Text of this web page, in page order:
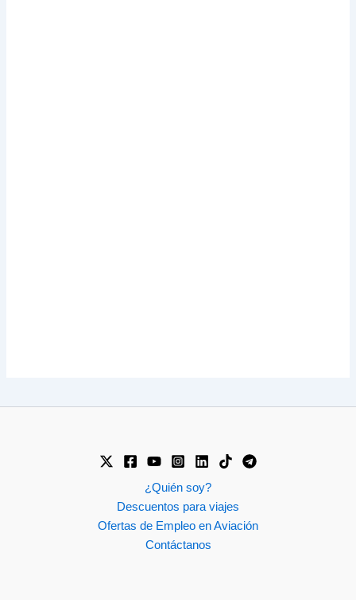
¿Quién soy?
Descuentos para viajes
Ofertas de Empleo en Aviación
Contáctanos